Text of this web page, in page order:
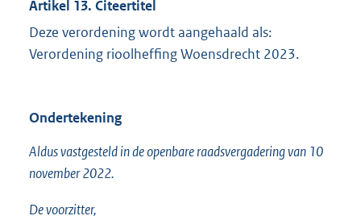
Artikel 13. Citeertitel
Deze verordening wordt aangehaald als:
Verordening rioolheffing Woensdrecht 2023.
Ondertekening
Aldus vastgesteld in de openbare raadsvergadering van 10
november 2022.
De voorzitter,